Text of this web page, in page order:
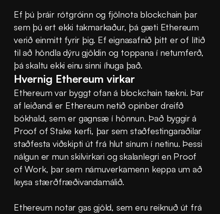
Ef þú þráir rótgróinn og fjölnota blockchain þar
sem þú ert ekki takmarkaður, þá gæti Ethereum
verið einmitt fyrir þig. Ef eignasafnið þitt er of lítið
til að höndla dýru gjöldin og toppana í netumferð,
þá skaltu ekki einu sinni íhuga það.
Hvernig Ethereum virkar
Ethereum var byggt ofan á blockchain tækni. Þar
af leiðandi er Ethereum netið opinber dreifð
bókhald, sem er gagnsæ í hönnun. Það byggir á
Proof of Stake kerfi, þar sem staðfestingaraðilar
staðfesta viðskipti út frá hlut sínum í netinu. Þessi
nálgun er mun skilvirkari og skalanlegri en Proof
of Work, þar sem námuverkamenn keppa um að
leysa stærðfræðivandamálið.
Ethereum notar gas gjöld, sem eru reiknuð út frá